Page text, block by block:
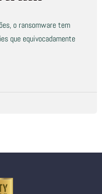
o ransomware tem
que equivocadamente